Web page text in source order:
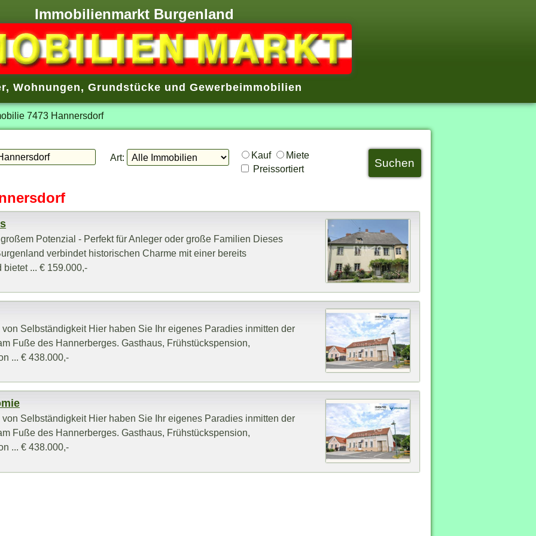
Immobilienmarkt Burgenland
, Wohnungen, Grundstücke und Gewerbeimmobilien
7473 Hannersdorf
Art: Kauf
Miete
Preissortiert
Potenzial - Perfekt für Anleger oder große Familien Dieses
verbindet historischen Charme mit einer bereits
... € 159.000,-
Selbständigkeit Hier haben Sie Ihr eigenes Paradies inmitten der
Fuße des Hannerberges. Gasthaus, Frühstückspension,
... € 438.000,-
Selbständigkeit Hier haben Sie Ihr eigenes Paradies inmitten der
Fuße des Hannerberges. Gasthaus, Frühstückspension,
... € 438.000,-